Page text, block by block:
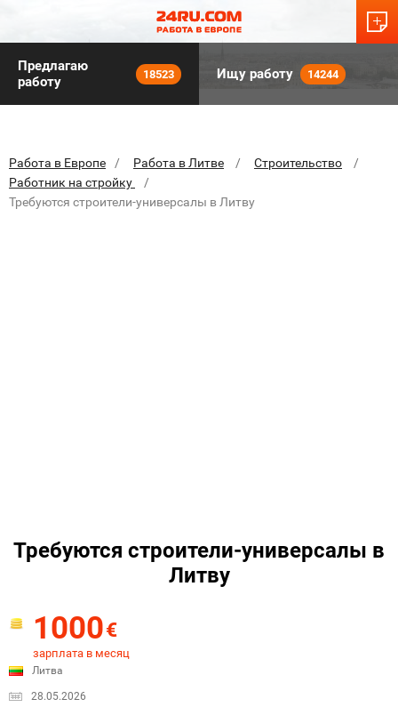
Предлагаю
работу
18523 Ищу работу 14244
Работа в Европе Работа в Литве
Строительство
Работник на стройку
Требуются строители-универсалы в Литву
Требуются строители-универсалы в
Литву
1000€
зарплата в месяц
Литва
28.05.2026